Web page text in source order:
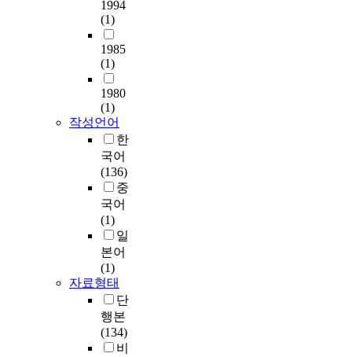
1994
(1)
1985
(1)
1980
(1)
작성언어
한
국어
(136)
중
국어
(1)
일
본어
(1)
자료형태
단
행본
(134)
비